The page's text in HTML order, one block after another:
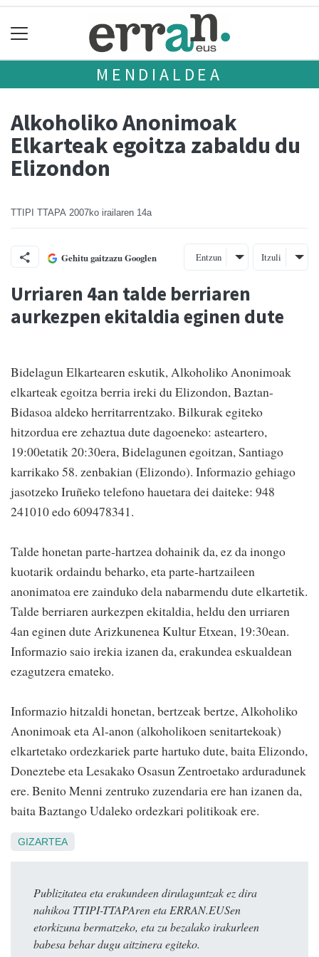
MENDIALDEA
Alkoholiko Anonimoak
Elkarteak egoitza zabaldu du
Elizondon
TTIPI TTAPA 2007ko irailaren 14a
Gehitu gaitzazu Googlen Entzun Itzuli
Urriaren 4an talde berriaren
aurkezpen ekitaldia eginen dute
Bidelagun Elkartearen eskutik, Alkoholiko Anonimoak
elkarteak egoitza berria ireki du Elizondon, Baztan-
Bidasoa aldeko herritarrentzako. Bilkurak egiteko
hitzordua ere zehaztua dute dagoeneko: asteartero,
19:00etatik 20:30era, Bidelagunen egoitzan, Santiago
karrikako 58. zenbakian (Elizondo). Informazio gehiago
jasotzeko Iruñeko telefono hauetara dei daiteke: 948
241010 edo 609478341.
Talde honetan parte-hartzea dohainik da, ez da inongo
kuotarik ordaindu beharko, eta parte-hartzaileen
anonimatoa ere zainduko dela nabarmendu dute elkartetik.
Talde berriaren aurkezpen ekitaldia, heldu den urriaren
4an eginen dute Arizkunenea Kultur Etxean, 19:30ean.
Informazio saio irekia izanen da, erakundea eskualdean
ezagutzera emateko.
Informazio hitzaldi honetan, bertzeak bertze, Alkoholiko
Anonimoak eta Al-anon (alkoholikoen senitartekoak)
elkartetako ordezkariek parte hartuko dute, baita Elizondo,
Doneztebe eta Lesakako Osasun Zentroetako arduradunek
ere. Benito Menni zentruko zuzendaria ere han izanen da,
baita Baztango Udaleko ordezkari politikoak ere.
GIZARTEA
Publizitatea eta erakundeen dirulaguntzak ez dira
nahikoa TTIPI-TTAPAren eta ERRAN.EUSen
etorkizuna bermatzeko, eta zu bezalako irakurleen
babesa behar dugu aitzinera egiteko.